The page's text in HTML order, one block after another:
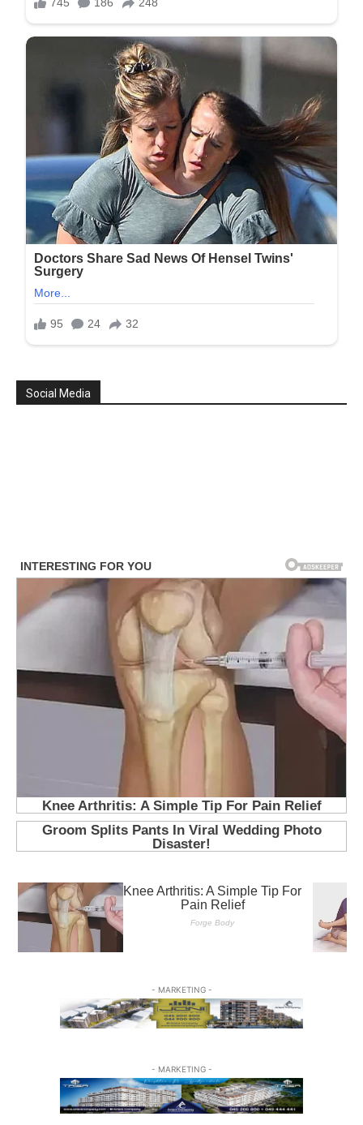
Social Media
- MARKETING -
- MARKETING -